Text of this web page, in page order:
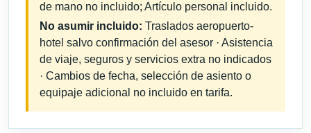
de mano no incluido; Artículo personal incluido.
No asumir incluido: Traslados aeropuerto-
hotel salvo confirmación del asesor · Asistencia
de viaje, seguros y servicios extra no indicados
· Cambios de fecha, selección de asiento o
equipaje adicional no incluido en tarifa.